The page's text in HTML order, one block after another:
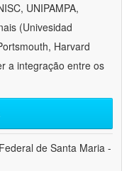
UNIPAMPA,
(Univesidad
Harvard
a integração entre os
de Santa Maria -